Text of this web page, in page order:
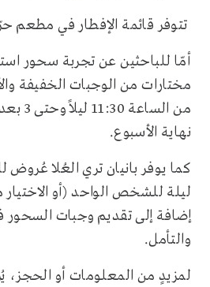
تتوفر قائمة الإفطار في مطعم حرّة يومياً
أمّا للباحثين عن تجربة سحور
مختارات من الوجبات الخفيفة
نهاية الأسبوع.
كما يوفر بانيان تري العُلا عُروض
إضافة إلى تقديم وجبات السحور
والتأمل.
لمزيدٍ من المعلومات أو الحجز،